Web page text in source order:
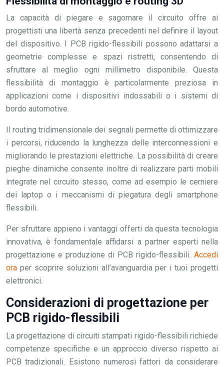
La capacità di piegare e sagomare il circuito offre ai
progettisti una libertà senza precedenti nel definire il layout
del dispositivo. I PCB rigido-flessibili possono adattarsi a
geometrie complesse e spazi ristretti, consentendo di
sfruttare al meglio ogni millimetro disponibile. Questa
flessibilità di montaggio è particolarmente preziosa in
applicazioni come i dispositivi indossabili o i sistemi di
bordo automotive.
Il routing tridimensionale dei segnali permette di ottimizzare
i percorsi, riducendo la lunghezza delle interconnessioni e
migliorando le prestazioni elettriche. La possibilità di creare
pieghe dinamiche consente inoltre di realizzare parti mobili
integrate nel circuito stesso, come ad esempio le cerniere
dei laptop o i meccanismi di piegatura degli smartphone
flessibili.
Per sfruttare appieno i vantaggi offerti da questa tecnologia
innovativa, è fondamentale affidarsi a partner esperti nella
progettazione e produzione di PCB rigido-flessibili. Accedi
ora per scoprire soluzioni all’avanguardia per i tuoi progetti
elettronici.
Considerazioni di progettazione per
PCB rigido-flessibili
La progettazione di circuiti stampati rigido-flessibili richiede
competenze specifiche e un approccio diverso rispetto ai
PCB tradizionali. Esistono numerosi fattori da considerare